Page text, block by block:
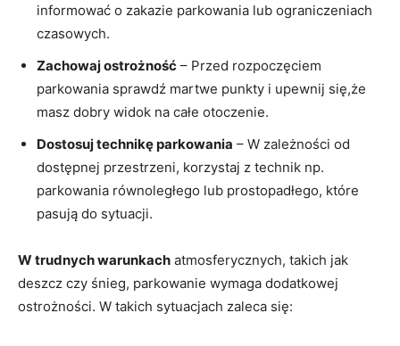
informować o zakazie parkowania lub ograniczeniach
czasowych.
Zachowaj ostrożność ​– ⁤Przed ⁤rozpoczęciem
parkowania⁤ sprawdź martwe punkty​ i upewnij się,że⁢
masz dobry widok na ‌całe otoczenie.
Dostosuj technikę parkowania – W zależności ⁢od
dostępnej przestrzeni,⁤ korzystaj z technik np.
parkowania równoległego lub prostopadłego, które​
pasują do sytuacji.
W trudnych‌ warunkach ⁢atmosferycznych,⁢ takich ‍jak
deszcz czy śnieg, parkowanie wymaga dodatkowej
ostrożności. ⁣W takich sytuacjach zaleca się: